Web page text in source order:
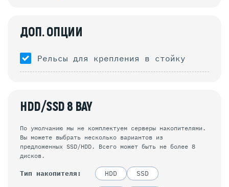
ДОП. ОПЦИИ
Рельсы для крепления в стойку
HDD/SSD 8 BAY
По умолчанию мы не комплектуем серверы накопителями.
Вы можете выбрать несколько вариантов из
предложенных SSD/HDD. Всего может быть не более 8
дисков.
Тип накопителя HDD SSD